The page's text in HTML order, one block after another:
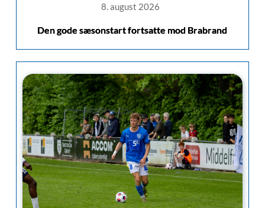
8. august 2026
Den gode sæsonstart fortsatte mod Brabrand